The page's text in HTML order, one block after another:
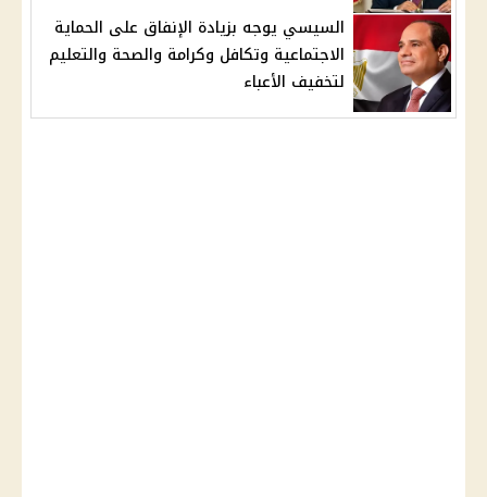
السيسي يوجه بزيادة الإنفاق على الحماية
الاجتماعية وتكافل وكرامة والصحة والتعليم
لتخفيف الأعباء